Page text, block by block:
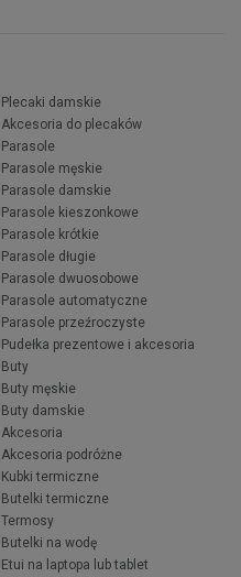
Plecaki damskie
Akcesoria do plecaków
Parasole
Parasole męskie
Parasole damskie
Parasole kieszonkowe
Parasole krótkie
Parasole długie
Parasole dwuosobowe
Parasole automatyczne
Parasole przeźroczyste
Pudełka prezentowe i akcesoria
Buty
Buty męskie
Buty damskie
Akcesoria
Akcesoria podróżne
Kubki termiczne
Butelki termiczne
Termosy
Butelki na wodę
Etui na laptopa lub tablet